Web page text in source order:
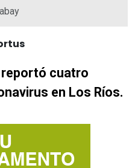
reportó cuatro
en Los Ríos.